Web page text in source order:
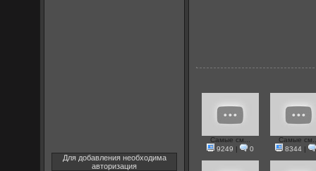
Для добавления необходима
авторизация
Самые см...
9249 | 0
Самые
8344 |